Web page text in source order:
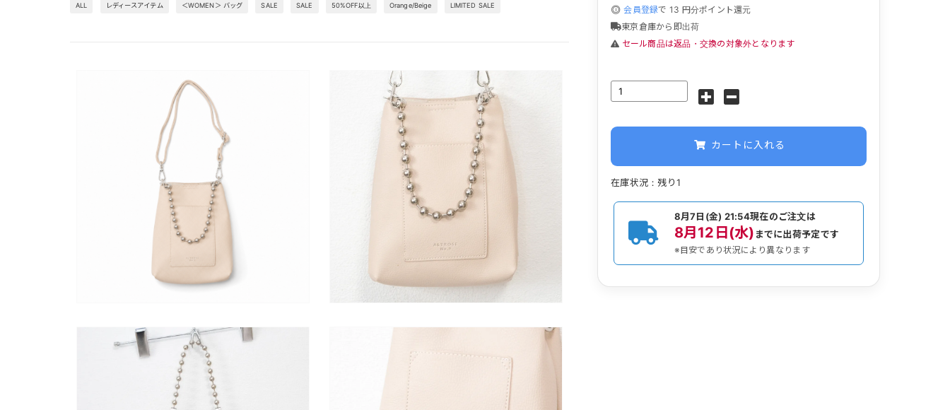
会員登録で 13 円分ポイント還元
東京倉庫から即出荷
セール商品は返品・交換の対象外となります
カートに入れる
在庫状況：残り1
8月7日(金) 21:54現在のご注文は
8月12日(水) までに出荷予定です
※目安であり状況により異なります
ALL レディースアイテム ＜WOMEN＞ バッグ SALE SALE 50%OFF以上 Orange/Beige LIMITED SALE